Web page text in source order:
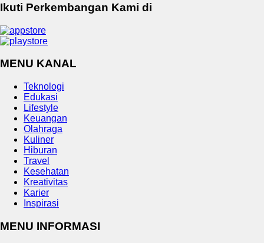
Ikuti Perkembangan Kami di
MENU KANAL
Teknologi
Edukasi
Lifestyle
Keuangan
Olahraga
Kuliner
Hiburan
Travel
Kesehatan
Kreativitas
Karier
Inspirasi
MENU INFORMASI